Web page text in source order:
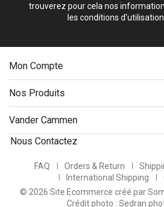
trouverez pour cela nos
les conditions d'utilisation
Mon Compte
Nos Produits
Vander Cammen
Nous Contactez
FAQ Orders & Return
International Shipping
© 2026 Site Ecommerce créé par
Crédit photo : Sedran